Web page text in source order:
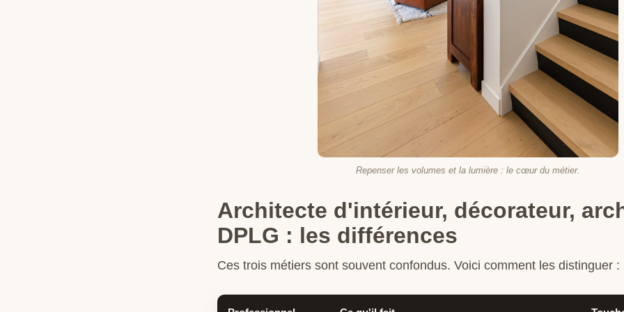
Repenser les volumes et la lumière : le cœur du métier.
Architecte d'intérieur, décorateur,
DPLG : les différences
Ces trois métiers sont souvent confondus. Voici comment les distinguer :